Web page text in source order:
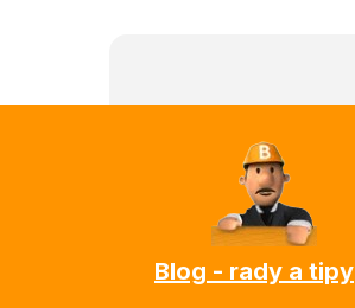
Blog - rady a tipy